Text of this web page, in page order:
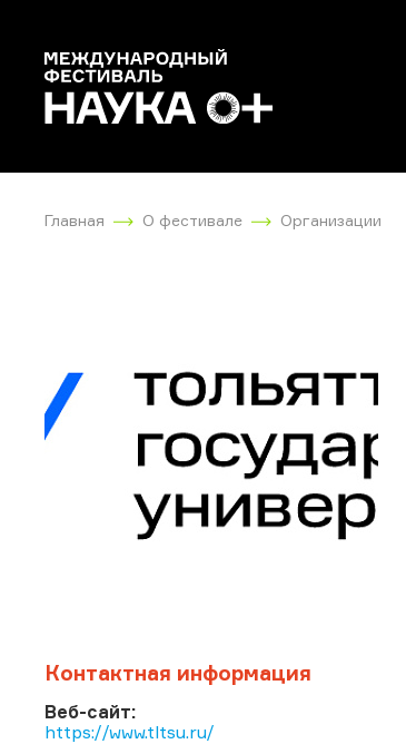
Главная О фестивале Организации
Контактная информация
Веб-сайт:
https://www.tltsu.ru/